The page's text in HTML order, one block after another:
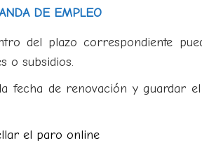
DE EMPLEO
del plazo correspondiente
o subsidios.
fecha de renovación y guardar el
el paro online